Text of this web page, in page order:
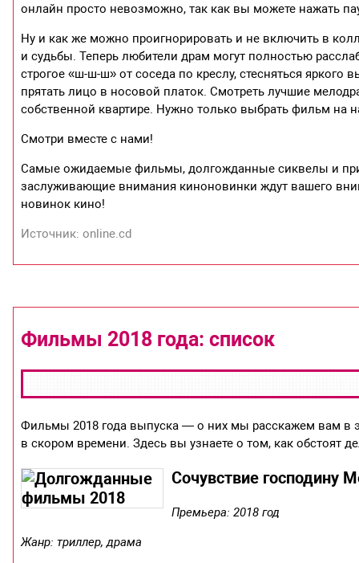
онлайн просто невозможно, так как вы можете нажать
Ну и как же можно проигнорировать и не включить в
и судьбы. Теперь любители драм могут полностью
строгое «ш-ш-ш» от соседа по креслу, стесняться
прятать лицо в носовой платок. Смотреть лучшие
собственной квартире. Нужно только выбрать фильм на
Смотри вместе с нами!
Самые ожидаемые фильмы, долгожданные сиквелы и
заслуживающие внимания киноновинки ждут вашего
новинок кино!
Источник: online.cd
Фильмы 2018 года: список
Фильмы 2018 года выпуска — о них мы расскажем вам в
в скором времени. Здесь вы узнаете о том, как обстоят
Сочувствие господину
Премьера: 2018 год
Жанр: триллер, драма